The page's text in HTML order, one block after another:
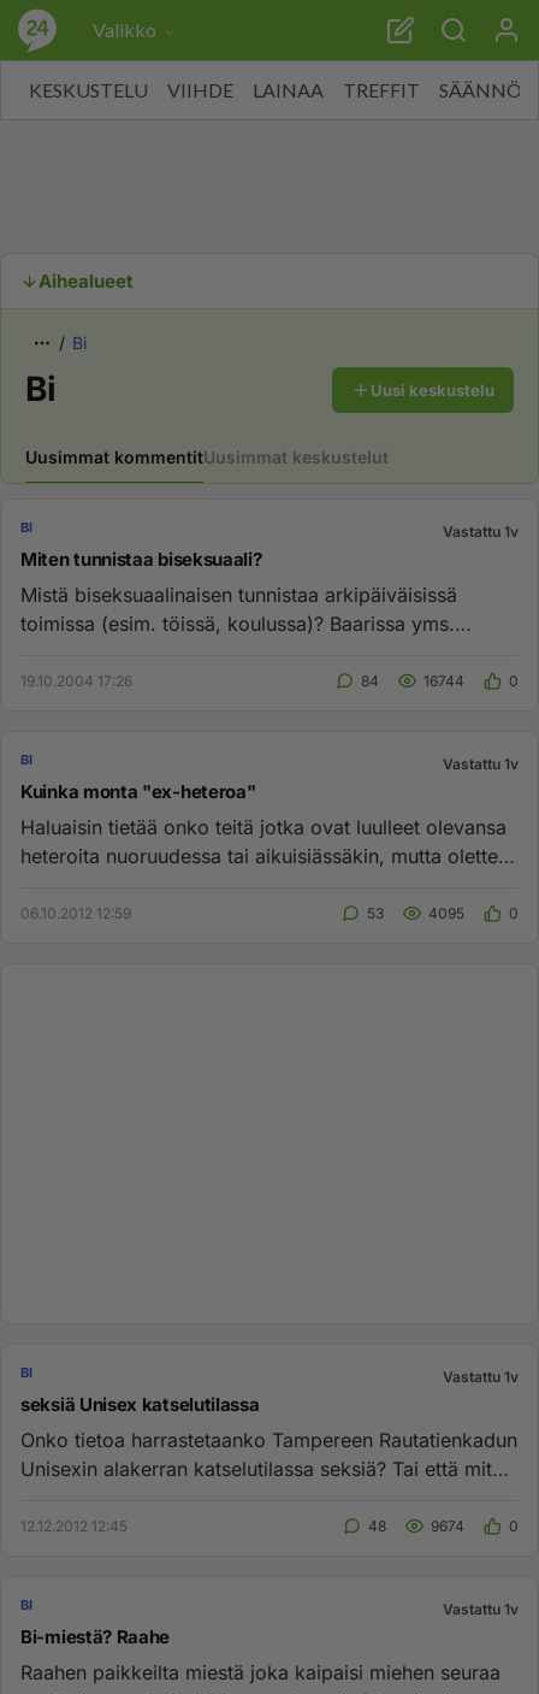
Valikko
KESKUSTELU VIIHDE LAINAA TREFFIT SÄÄNNÖT
Aihealueet
Bi
Bi Uusi keskustelu
Uusimmat kommentitUusimmat keskustelut
BI Vastattu 1v
Miten tunnistaa biseksuaali?
Mistä biseksuaalinaisen tunnistaa arkipäiväisissä
toimissa (esim. töissä, koulussa)? Baarissa yms.
19.10.2004 17:26 84 16744 0
BI Vastattu 1v
Kuinka monta "ex-heteroa"
Haluaisin tietää onko teitä jotka ovat luulleet olevansa
heteroita nuoruudessa tai aikuisiässäkin, mutta olette
06.10.2012 12:59 53 4095 0
BI Vastattu 1v
seksiä Unisex katselutilassa
Onko tietoa harrastetaanko Tampereen Rautatienkadun
Unisexin alakerran katselutilassa seksiä? Tai että miten
12.12.2012 12:45 48 9674 0
BI Vastattu 1v
Bi-miestä? Raahe
Raahen paikkeilta miestä joka kaipaisi miehen seuraa